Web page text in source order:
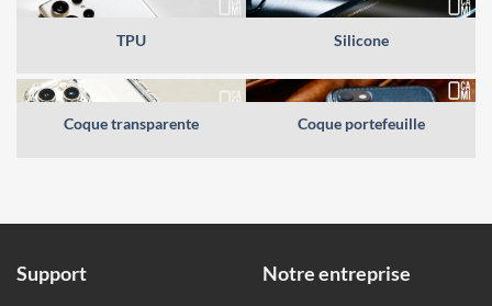
TPU Silicone
Coque transparente Coque portefeuille
Support Notre entreprise